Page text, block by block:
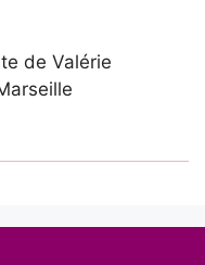
de Valérie